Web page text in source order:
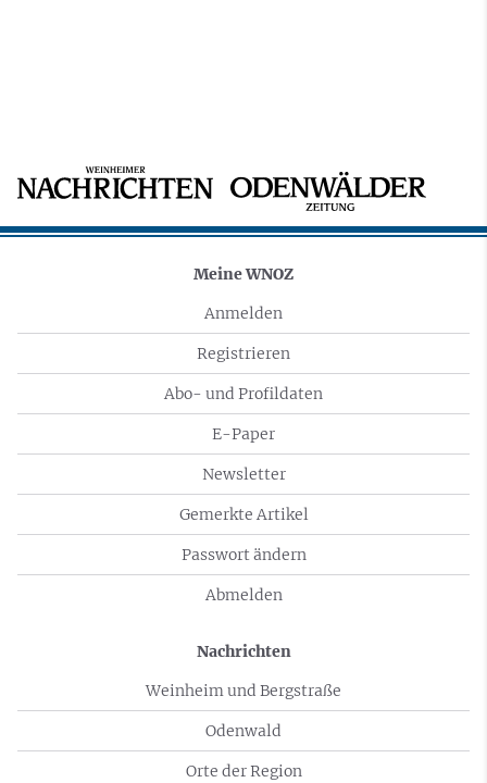
Meine WNOZ
Anmelden
Registrieren
Abo- und Profildaten
E-Paper
Newsletter
Gemerkte Artikel
Passwort ändern
Abmelden
Nachrichten
Weinheim und Bergstraße
Odenwald
Orte der Region